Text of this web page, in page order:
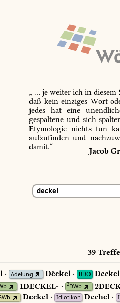
„ … je weiter ich in
daß kein einziges Wort
jedes hat eine
gespaltene und sich
Etymologie nichts tun
aufzufinden und
damit.“
Jacob
39
· Adelung Dêckel · BDO
1DECKEL- · 2DWb
Deckel · Idiotikon Dechel ·